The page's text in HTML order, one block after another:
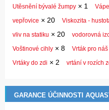
Utěsnění bývalé žumpy × 1
vepřovice × 20 Viskozita -
vliv na statiku × 20 vodorovná
Voštinové cihly × 8 Vrták pro
Vrtáky do zdi × 2 vrtání v rozích
GARANCE ÚČINNOSTI